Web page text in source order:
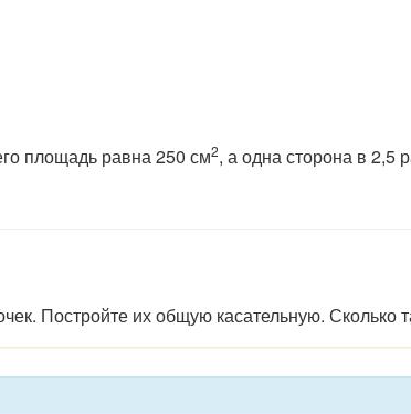
площадь равна 250 см2, а одна сторона в 2,5
Постройте ихобщую касательную. Сколько